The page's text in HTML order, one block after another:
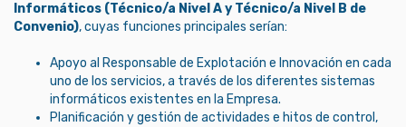
Informáticos (Técnico/a Nivel A y Técnico/a Nivel B de
Convenio), cuyas funciones principales serían:
Apoyo al Responsable de Explotación e Innovación en cada
uno de los servicios, a través de los diferentes sistemas
informáticos existentes en la Empresa.
Planificación y gestión de actividades e hitos de control,